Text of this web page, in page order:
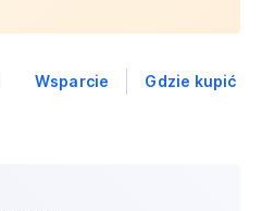
Wsparcie Gdzie kupić